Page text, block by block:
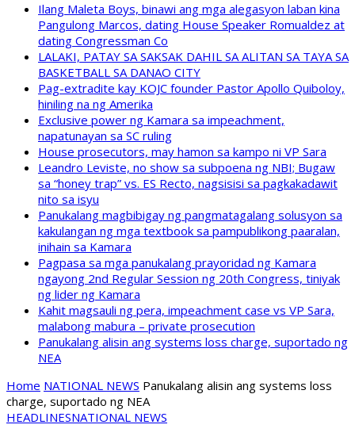
Ilang Maleta Boys, binawi ang mga alegasyon laban kina
Pangulong Marcos, dating House Speaker Romualdez at
dating Congressman Co
LALAKI, PATAY SA SAKSAK DAHIL SA ALITAN SA TAYA SA
BASKETBALL SA DANAO CITY
Pag-extradite kay KOJC founder Pastor Apollo Quiboloy,
hiniling na ng Amerika
Exclusive power ng Kamara sa impeachment,
napatunayan sa SC ruling
House prosecutors, may hamon sa kampo ni VP Sara
Leandro Leviste, no show sa subpoena ng NBI; Bugaw
sa “honey trap” vs. ES Recto, nagsisisi sa pagkakadawit
nito sa isyu
Panukalang magbibigay ng pangmatagalang solusyon sa
kakulangan ng mga textbook sa pampublikong paaralan,
inihain sa Kamara
Pagpasa sa mga panukalang prayoridad ng Kamara
ngayong 2nd Regular Session ng 20th Congress, tiniyak
ng lider ng Kamara
Kahit magsauli ng pera, impeachment case vs VP Sara,
malabong mabura – private prosecution
Panukalang alisin ang systems loss charge, suportado ng
NEA
Home NATIONAL NEWS Panukalang alisin ang systems loss
charge, suportado ng NEA
HEADLINESNATIONAL NEWS